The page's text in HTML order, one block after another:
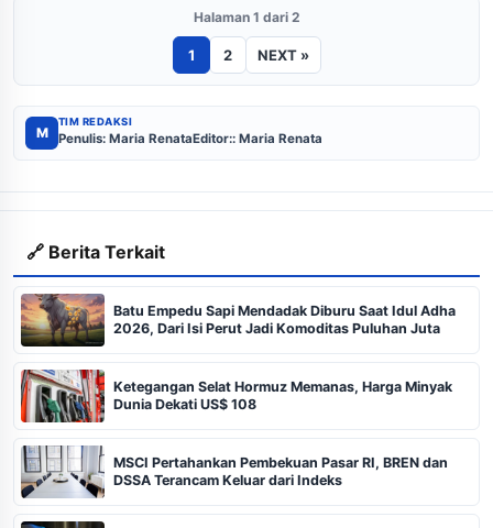
Halaman 1 dari 2
1 2 NEXT »
M
TIM REDAKSI
Penulis: Maria RenataEditor:: Maria Renata
🔗 Berita Terkait
Batu Empedu Sapi Mendadak Diburu Saat Idul Adha
2026, Dari Isi Perut Jadi Komoditas Puluhan Juta
Ketegangan Selat Hormuz Memanas, Harga Minyak
Dunia Dekati US$ 108
MSCI Pertahankan Pembekuan Pasar RI, BREN dan
DSSA Terancam Keluar dari Indeks